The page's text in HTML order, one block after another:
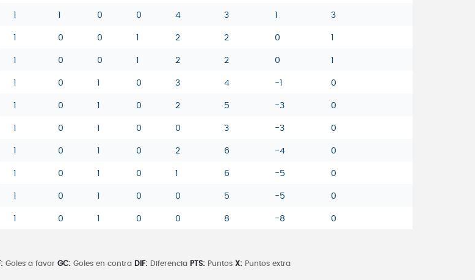
0 0 4 3 3
0 0 2 2 0
0 0 2 2 0
0 0 3 4 -1 0
0 0 2 5 -3 0
0 0 0 3 -3 0
0 0 2 6 -4 0
0 0 6 -5 0
0 0 0 5 -5 0
0 0 0 8 -8 0
Goles a favor GC: Goles en contra DIF: Diferencia PTS: Puntos X: Puntos extra